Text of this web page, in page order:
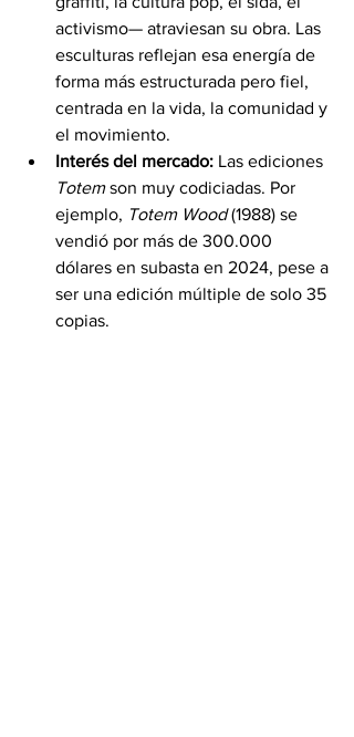
activismo— atraviesan su obra. Las
esculturas reflejan esa energía de
forma más estructurada pero fiel,
centrada en la vida, la comunidad y
el movimiento.
Interés del mercado: Las ediciones
Totem son muy codiciadas. Por
ejemplo, Totem Wood (1988) se
vendió por más de 300.000
dólares en subasta en 2024, pese a
ser una edición múltiple de solo 35
copias.